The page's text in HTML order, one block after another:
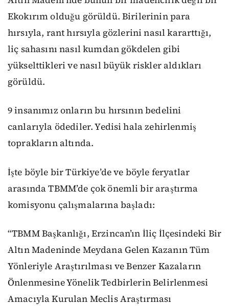
Ekokırım olduğu görüldü. Birilerinin para
hırsıyla, rant hırsıyla gözlerini nasıl kararttığı,
liç sahasını nasıl kumdan gökdelen gibi
yükselttikleri ve nasıl büyük riskler aldıkları
görüldü.
9 insanımız onların bu hırsının bedelini
canlarıyla ödediler. Yedisi hala zehirlenmiş
toprakların altında.
İşte böyle bir Türkiye’de ve böyle feryatlar
arasında TBMM’de çok önemli bir araştırma
komisyonu çalışmalarına başladı:
“TBMM Başkanlığı, Erzincan’ın İliç İlçesindeki Bir
Altın Madeninde Meydana Gelen Kazanın Tüm
Yönleriyle Araştırılması ve Benzer Kazaların
Önlenmesine Yönelik Tedbirlerin Belirlenmesi
Amacıyla Kurulan Meclis Araştırması